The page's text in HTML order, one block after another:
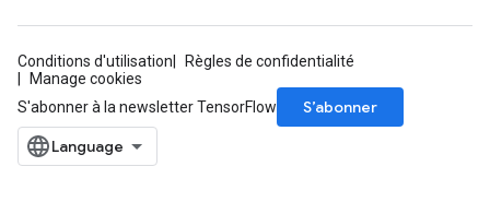
Conditions d'utilisation
Règles de confidentialité
Manage cookies
S'abonner à la newsletter TensorFlow
S’abonner